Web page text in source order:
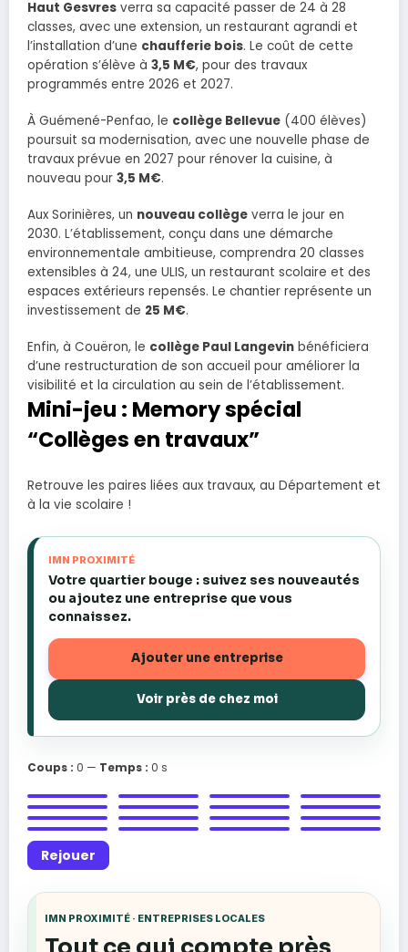
Haut Gesvres verra sa capacité passer de 24 à 28
classes, avec une extension, un restaurant agrandi et
l’installation d’une chaufferie bois. Le coût de cette
opération s’élève à 3,5 M€, pour des travaux
programmés entre 2026 et 2027.
À Guémené-Penfao, le collège Bellevue (400 élèves)
poursuit sa modernisation, avec une nouvelle phase de
travaux prévue en 2027 pour rénover la cuisine, à
nouveau pour 3,5 M€.
Aux Sorinières, un nouveau collège verra le jour en
2030. L’établissement, conçu dans une démarche
environnementale ambitieuse, comprendra 20 classes
extensibles à 24, une ULIS, un restaurant scolaire et des
espaces extérieurs repensés. Le chantier représente un
investissement de 25 M€.
Enfin, à Couëron, le collège Paul Langevin bénéficiera
d’une restructuration de son accueil pour améliorer la
visibilité et la circulation au sein de l’établissement.
Mini-jeu : Memory spécial
“Collèges en travaux”
Retrouve les paires liées aux travaux, au Département et
à la vie scolaire !
IMN PROXIMITÉ
Votre quartier bouge : suivez ses nouveautés
ou ajoutez une entreprise que vous
connaissez.
Ajouter une entreprise
Voir près de chez moi
Coups : 0 — Temps : 0 s
📚 ⚡ 👷‍♂️ 🪚
📚 🏫 🧱 🌱
🏫 🔧 🔧 👷‍♂️
🌱 ⚡ 🧱 🪚
Rejouer
IMN PROXIMITÉ · ENTREPRISES LOCALES